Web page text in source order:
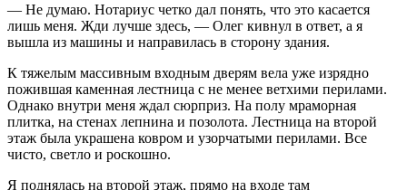
— Не думаю. Нотариус четко дал понять, что это касается
лишь меня. Жди лучше здесь, — Олег кивнул в ответ, а я
вышла из машины и направилась в сторону здания.
К тяжелым массивным входным дверям вела уже изрядно
пожившая каменная лестница с не менее ветхими перилами.
Однако внутри меня ждал сюрприз. На полу мраморная
плитка, на стенах лепнина и позолота. Лестница на второй
этаж была украшена ковром и узорчатыми перилами. Все
чисто, светло и роскошно.
Я поднялась на второй этаж, прямо на входе там